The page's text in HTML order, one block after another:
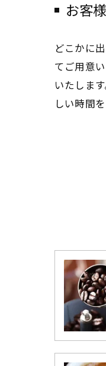
お客
どこかに
てご用意
いたしま
しい時間